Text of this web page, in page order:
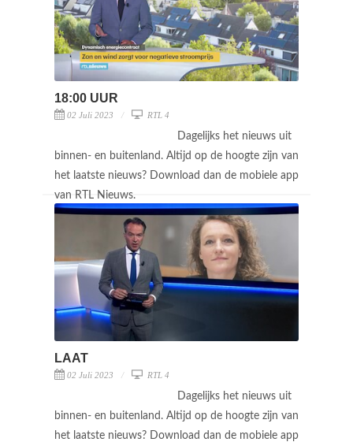
18:00 UUR
02 Juli 2023 RTL 4
Dagelijks het nieuws uit
binnen- en buitenland. Altijd op de hoogte zijn van
het laatste nieuws? Download dan de mobiele app
van RTL Nieuws.
LAAT
02 Juli 2023 RTL 4
Dagelijks het nieuws uit
binnen- en buitenland. Altijd op de hoogte zijn van
het laatste nieuws? Download dan de mobiele app